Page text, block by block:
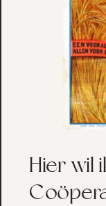
Hier wil